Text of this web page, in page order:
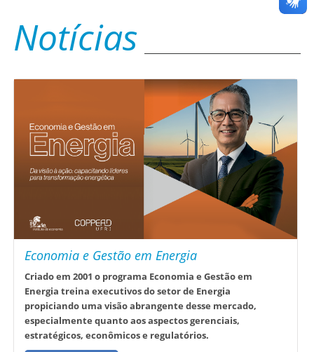
Notícias
Economia e Gestão em Energia
Criado em 2001 o programa Economia e Gestão em
Energia treina executivos do setor de Energia
propiciando uma visão abrangente desse mercado,
especialmente quanto aos aspectos gerenciais,
estratégicos, econômicos e regulatórios.